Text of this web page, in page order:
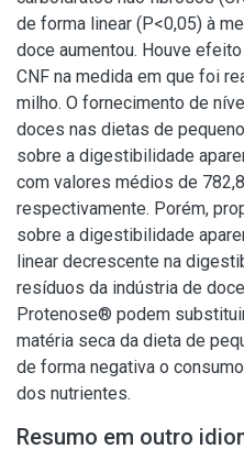
de forma linear (P<0,05) à
doce aumentou. Houve
CNF na medida em que foi
milho. O fornecimento de
doces nas dietas de
sobre a digestibilidade
com valores médios de
respectivamente. Porém,
sobre a digestibilidade
linear decrescente na
resíduos da indústria de
Protenose® podem
matéria seca da dieta de
de forma negativa o
dos nutrientes.
Resumo em outro